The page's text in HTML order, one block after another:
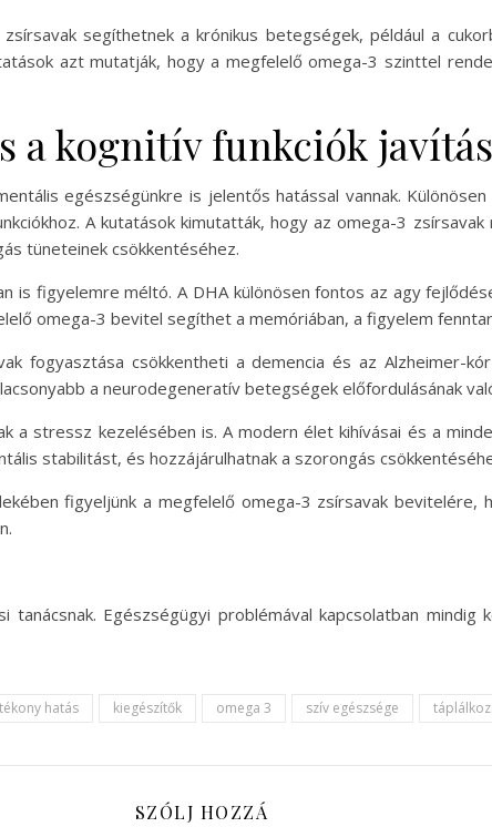
segíthetnek a krónikus betegségek, például a
azt mutatják, hogy a megfelelő omega-3 szinttel
a kognitív funkciók
egészségünkre is jelentős hatással vannak.
A kutatások kimutatták, hogy az omega-3
tüneteinek csökkentéséhez.
is figyelemre méltó. A DHA különösen fontos az agy
omega-3 bevitel segíthet a memóriában, a figyelem
fogyasztása csökkentheti a demencia és az Alzheimer-kór
a neurodegeneratív betegségek előfordulásának
a stressz kezelésében is. A modern élet kihívásai és a
stabilitást, és hozzájárulhatnak a szorongás
figyeljünk a megfelelő omega-3 zsírsavak bevitelére,
Egészségügyi problémával kapcsolatban mindig
hatás kiegészítők omega 3 szív egészsége
SZÓLJ HOZZÁ